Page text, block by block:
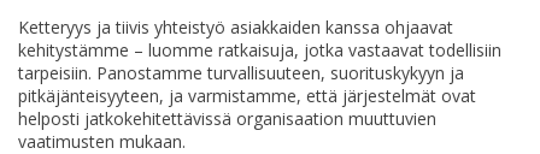
Ketteryys ja tiivis yhteistyö asiakkaiden kanssa ohjaavat
kehitystämme – luomme ratkaisuja, jotka vastaavat todellisiin
tarpeisiin. Panostamme turvallisuuteen, suorituskykyyn ja
pitkäjänteisyyteen, ja varmistamme, että järjestelmät ovat
helposti jatkokehitettävissä organisaation muuttuvien
vaatimusten mukaan.